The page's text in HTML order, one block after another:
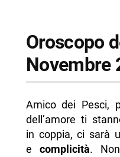
Oroscopo
Novembre
Amico dei Pesci,
dell’amore ti
in coppia, ci sarà
e complicità.